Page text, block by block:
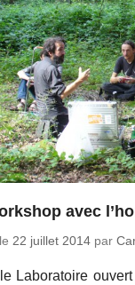
avec
le22 juillet 2014 par
La­bo­ra­toire